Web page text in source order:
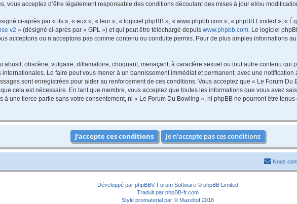
vous acceptez d’être légalement responsable des conditions découlant des mises à jour et/ou
ci-après par « ils », « eux », « leur », « logiciel phpBB », « www.phpbb.com », « phpBB Limited », «
v2 » (désigné ci-après par « GPL ») et qui peut être téléchargé depuis www.phpbb.com. Le logiciel
acceptons ou n’acceptons pas comme contenu ou conduite permis. Pour de plus amples informations
abusif, obscène, vulgaire, diffamatoire, choquant, menaçant, à caractère sexuel ou tout autre contenu qui
Le faire peut vous mener à un bannissement immédiat et permanent, avec une
sont enregistrées pour aider au renforcement de ces conditions. Vous acceptez que « Le Forum
cela est nécessaire. En tant que membre, vous acceptez que toutes les informations que vous avez
à une tierce partie sans votre consentement, ni « Le Forum Du Bowling », ni phpBB ne pourront être
Nous
Développé par phpBB® Forum Software © phpBB Limited
Traduit par phpBB-fr.com
Style promaterial par © Mazeltof 2018